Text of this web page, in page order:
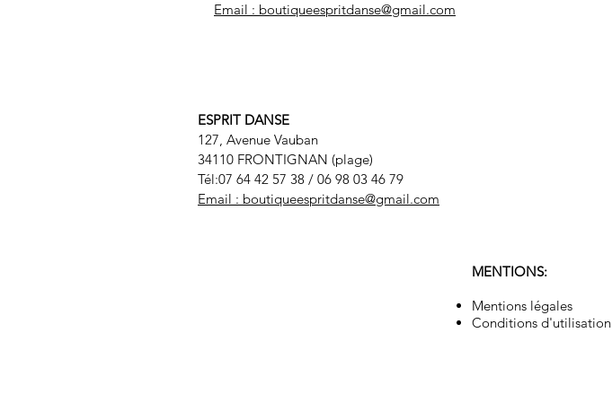
Email : boutiqueespritdanse@gmail.com
ESPRIT DANSE
127, Avenue Vauban
34110 FRONTIGNAN (plage)
Tél:07 64 42 57 38 / 06 98 03 46 79
Email : boutiqueespritdanse@gmail.com
MENTIONS:
Mentions légales
Conditions d'utilisation